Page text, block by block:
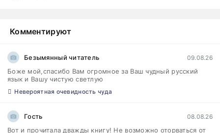
Комментируют
Безымянный читатель 09.08.26
Боже мой,спасибо Вам огромное за Ваш чудный русский
язык и Вашу чистую светлую
Невероятная очевидность чуда
Гость 08.08.26
Вот и прочитала дважды книгу! Не возможно оторваться от